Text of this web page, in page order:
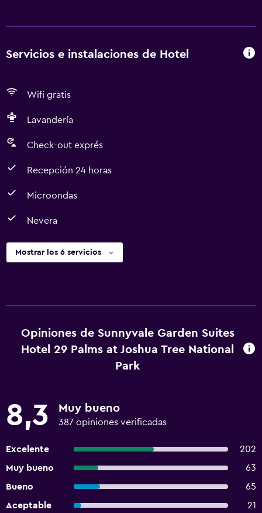
Servicios e instalaciones de Hotel
Wifi gratis
Lavandería
Check-out exprés
Recepción 24 horas
Microondas
Nevera
Mostrar los 6 servicios
Opiniones de Sunnyvale Garden Suites
Hotel 29 Palms at Joshua Tree National
Park
8,3 Muy bueno
387 opiniones verificadas
Excelente
202
Muy bueno
63
Bueno
65
Aceptable
21